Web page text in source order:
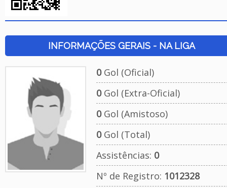
INFORMAÇÕES GERAIS - NA LIGA
0Gol (Oficial)
0Gol (Extra-Oficial)
0Gol (Amistoso)
0Gol (Total)
Assistências: 0
Nº de Registro: 1012328